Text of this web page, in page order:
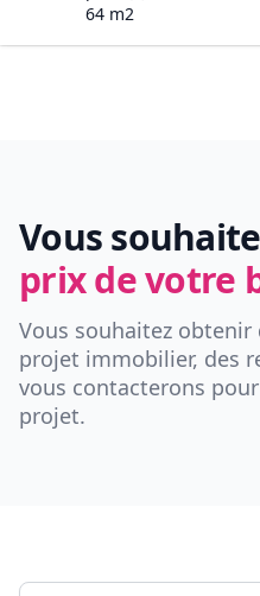
64 m2
Vous
prix de votre
Vous souhaitez
projet immobilier, des
vous contacterons
projet.